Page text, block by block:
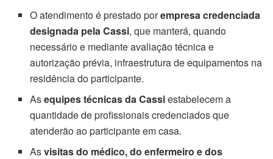
O atendimento é prestado porempresa credenciada
designada pela Cassi, que manterá, quando
necessário e mediante avaliação técnica e
autorização prévia, infraestrutura de equipamentos na
residência do participante.
Asequipes técnicas da Cassiestabelecem a
quantidade de profissionais credenciados que
atenderão ao participante em casa.
Asvisitas do médico, do enfermeiro e dos